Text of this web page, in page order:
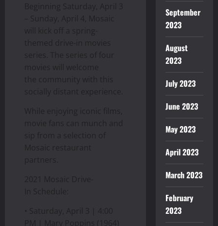
Beginning Saturday, April 3
– Sunday, April 4, Mosaic
will kick off a spring-
themed drive-in movies
series. The series of four
movies will welcome
the community with this
socially distant experience.
While enjoying iconic films,
movie fans can munch and
sip from a selection of
Mosaic restaurant
partners.
2021 Mosaic Drive-
In Schedule:
• Saturday, April 3 | 4:00
PM | Mary Poppins (1964)
September
2023
August
2023
July 2023
June 2023
May 2023
April 2023
March 2023
February
2023